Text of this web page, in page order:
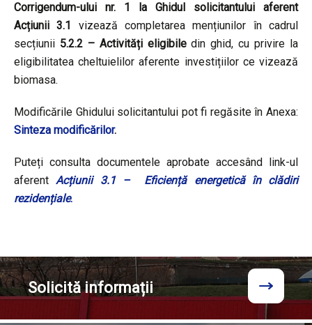
Corrigendum-ului nr. 1 la Ghidul solicitantului aferent
Acțiunii 3.1 vizează completarea mențiunilor în cadrul
secțiunii 5.2.2 – Activități eligibiledin ghid, cu privire la
eligibilitatea cheltuielilor aferente investițiilor ce vizează
biomasa.
Modificările Ghidului solicitantului pot fi regăsite în Anexa:
Sinteza modificărilor.
Puteți consulta documentele aprobate accesând link-ul
aferentAcțiunii 3.1 – Eficiență energetică în clădiri
rezidențiale.
Solicităinformații